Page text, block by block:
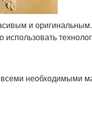
и
всеми необходимыми